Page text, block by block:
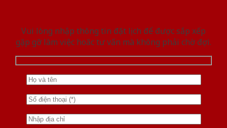
Vui lòng nhập thông tin đặt lịch để được sắp xếp
gặp gỡ làm việc hoăc tư vấn mà không phải chờ đợi.